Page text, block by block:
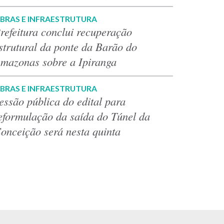
E INFRAESTRUTURA
conclui recuperação
da ponte da Barão do
sobre a Ipiranga
E INFRAESTRUTURA
pública do edital para
da saída do Túnel da
será nesta quinta